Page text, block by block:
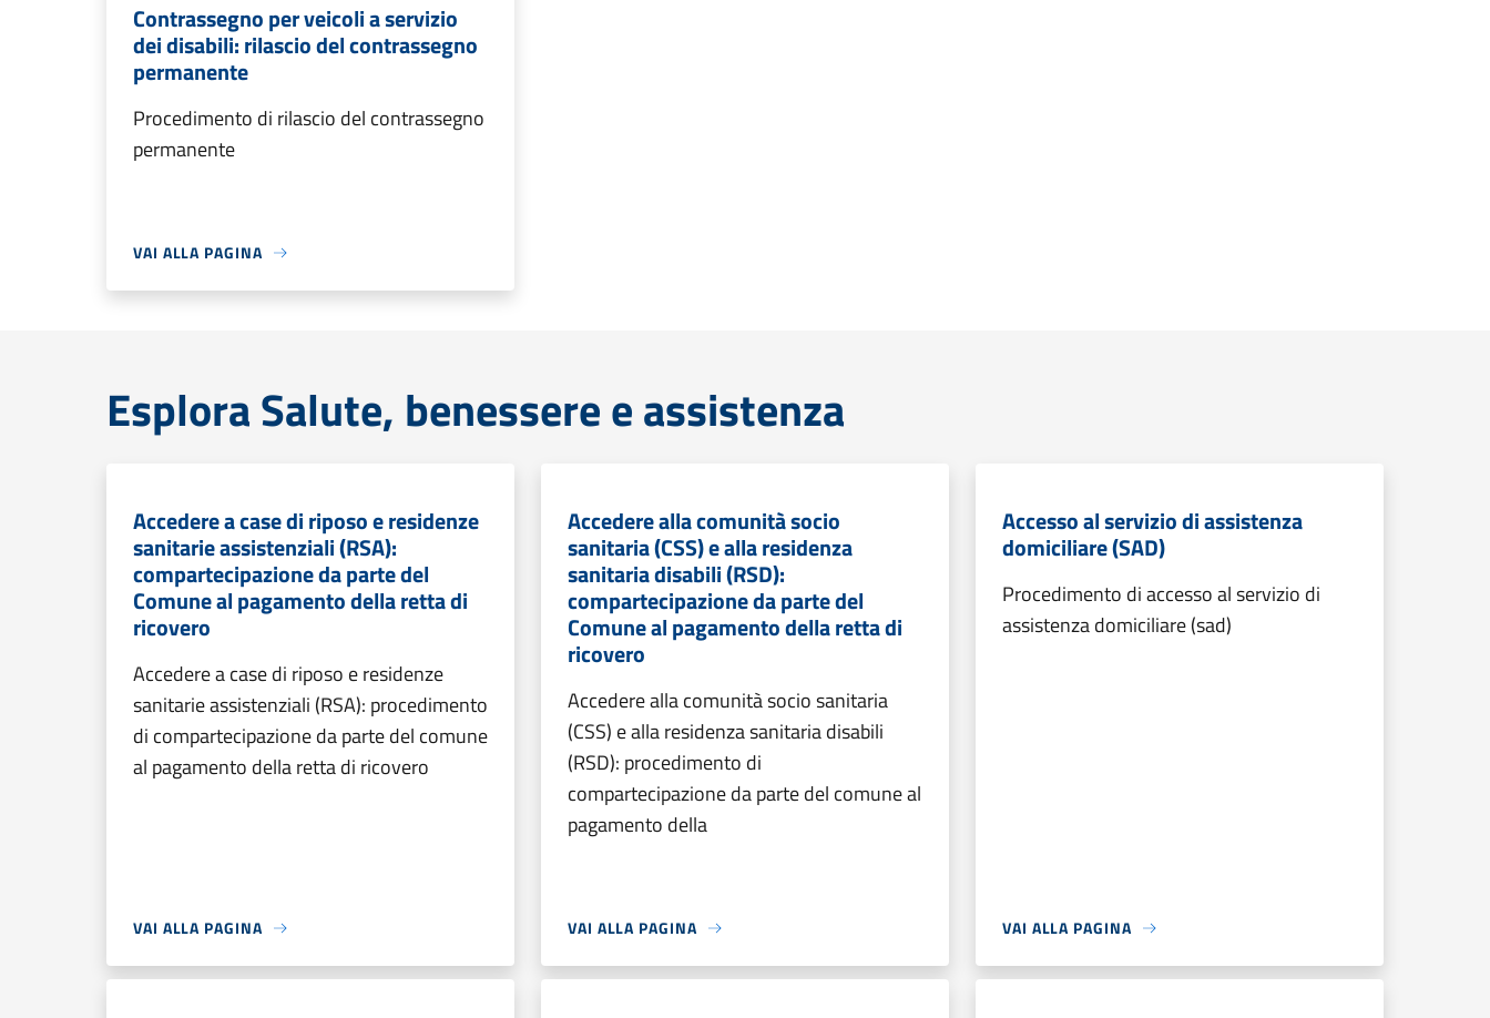
Contrassegno per veicoli a servizio
dei disabili: rilascio del contrassegno
permanente
Procedimento di rilascio del contrassegno
permanente
VAI ALLA PAGINA
Esplora Salute, benessere e assistenza
Accedere a case di riposo e residenze
sanitarie assistenziali (RSA):
compartecipazione da parte del
Comune al pagamento della retta di
ricovero
Accedere a case di riposo e residenze
sanitarie assistenziali (RSA): procedimento
di compartecipazione da parte del comune
al pagamento della retta di ricovero
VAI ALLA PAGINA
Accedere alla comunità socio
sanitaria (CSS) e alla residenza
sanitaria disabili (RSD):
compartecipazione da parte del
Comune al pagamento della retta di
ricovero
Accedere alla comunità socio sanitaria
(CSS) e alla residenza sanitaria disabili
(RSD): procedimento di
compartecipazione da parte del comune al
pagamento della
VAI ALLA PAGINA
Accesso al servizio di assistenza
domiciliare (SAD)
Procedimento di accesso al servizio di
assistenza domiciliare (sad)
VAI ALLA PAGINA